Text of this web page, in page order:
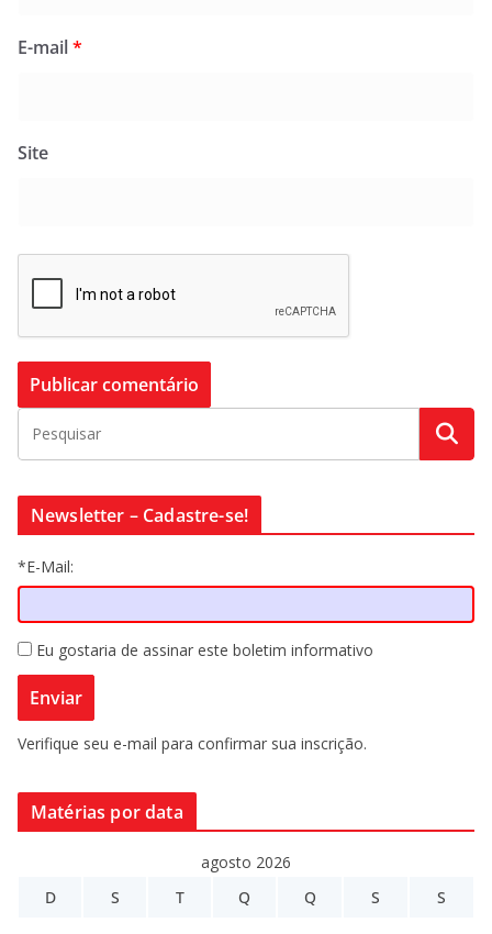
E-mail*
Site
Newsletter – Cadastre-se!
*E-Mail:
Eu gostaria de assinar este boletim informativo
Verifique seu e-mail para confirmar sua inscrição.
Matérias por data
agosto 2026
D
S T Q Q S S